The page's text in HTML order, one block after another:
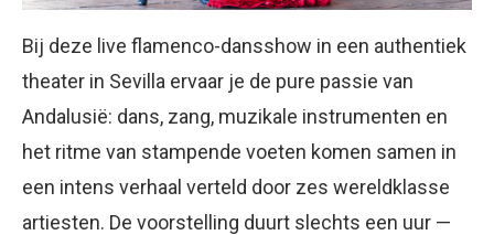
Bij deze live flamenco-dansshow in een authentiek
theater in Sevilla ervaar je de pure passie van
Andalusië: dans, zang, muzikale instrumenten en
het ritme van stampende voeten komen samen in
een intens verhaal verteld door zes wereldklasse
artiesten. De voorstelling duurt slechts een uur —